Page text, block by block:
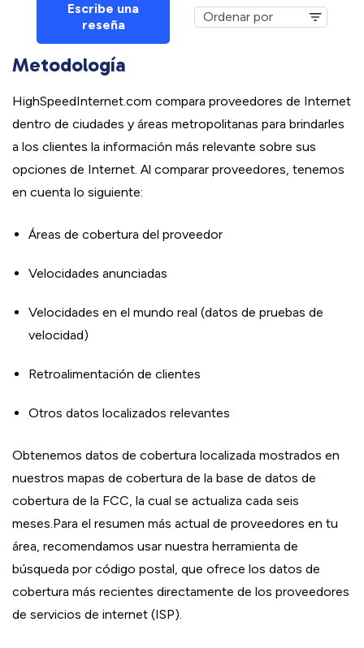
Escribe una
reseña
Metodología
HighSpeedInternet.com compara proveedores de Internet
dentro de ciudades y áreas metropolitanas para brindarles
a los clientes la información más relevante sobre sus
opciones de Internet. Al comparar proveedores, tenemos
en cuenta lo siguiente:
Áreas de cobertura del proveedor
Velocidades anunciadas
Velocidades en el mundo real (datos de pruebas de
velocidad)
Retroalimentación de clientes
Otros datos localizados relevantes
Obtenemos datos de cobertura localizada mostrados en
nuestros mapas de cobertura de la base de datos de
cobertura de la FCC, la cual se actualiza cada seis
meses.Para el resumen más actual de proveedores en tu
área, recomendamos usar nuestra herramienta de
búsqueda por código postal, que ofrece los datos de
cobertura más recientes directamente de los proveedores
de servicios de internet (ISP).